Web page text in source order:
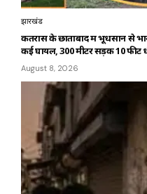
झारखंड
कतरास के छाताबाद में भूधसान से
कई घायल, 300 मीटर सड़क 10 फीट
August 8, 2026